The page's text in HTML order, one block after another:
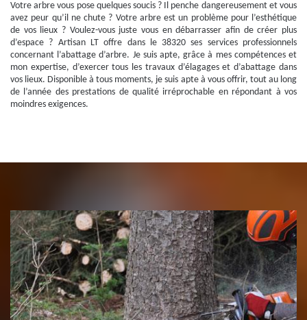
Votre arbre vous pose quelques soucis ? Il penche dangereusement et vous
avez peur qu’il ne chute ? Votre arbre est un problème pour l’esthétique
de vos lieux ? Voulez-vous juste vous en débarrasser afin de créer plus
d’espace ? Artisan LT offre dans le 38320 ses services professionnels
concernant l’abattage d’arbre. Je suis apte, grâce à mes compétences et
mon expertise, d’exercer tous les travaux d’élagages et d’abattage dans
vos lieux. Disponible à tous moments, je suis apte à vous offrir, tout au long
de l’année des prestations de qualité irréprochable en répondant à vos
moindres exigences.